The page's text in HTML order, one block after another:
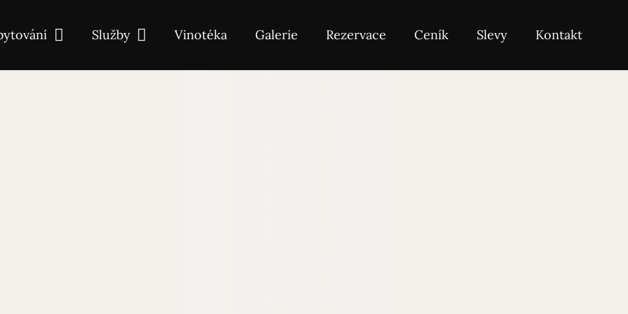
Služby Vinotéka Galerie Rezervace Ceník Slevy Kontakt